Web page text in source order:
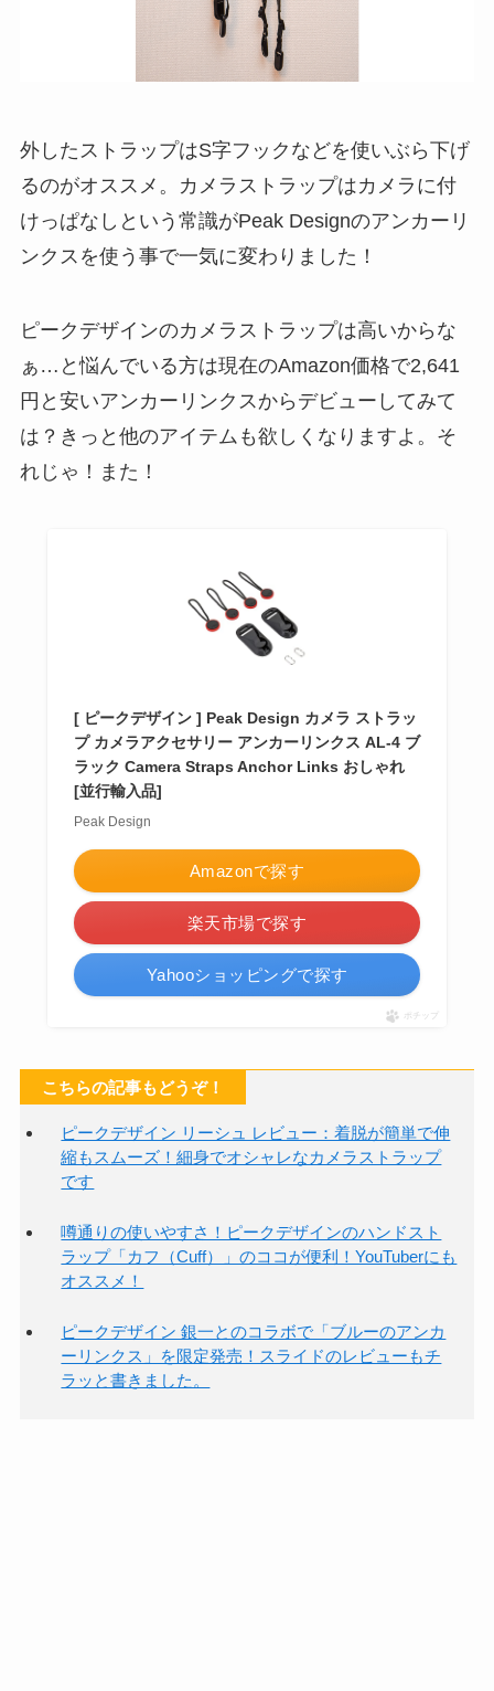
外したストラップはS字フックなどを使いぶら下げ
るのがオススメ。カメラストラップはカメラに付
けっぱなしという常識がPeak Designのアンカーリ
ンクスを使う事で一気に変わりました！
ピークデザインのカメラストラップは高いからな
ぁ…と悩んでいる方は現在のAmazon価格で2,641
円と安いアンカーリンクスからデビューしてみて
は？きっと他のアイテムも欲しくなりますよ。そ
れじゃ！また！
[ ピークデザイン ] Peak Design カメラ ストラッ
プ カメラアクセサリー アンカーリンクス AL-4 ブ
ラック Camera Straps Anchor Links おしゃれ
[並行輸入品]
Peak Design
Amazonで探す
楽天市場で探す
Yahooショッピングで探す
ポチップ
こちらの記事もどうぞ！
ピークデザイン リーシュ レビュー：着脱が簡単で伸
縮もスムーズ！細身でオシャレなカメラストラップ
です
噂通りの使いやすさ！ピークデザインのハンドスト
ラップ「カフ（Cuff）」のココが便利！YouTuberにも
オススメ！
ピークデザイン 銀一とのコラボで「ブルーのアンカ
ーリンクス」を限定発売！スライドのレビューもチ
ラッと書きました。